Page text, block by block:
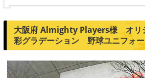
大阪府 Almighty Players様 オリ
彩グラデーション 野球ユニフォ